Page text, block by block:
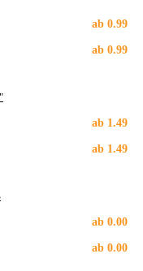
ab 0.99
ab 0.99
ab 1.49
ab 1.49
ab 0.00
ab 0.00